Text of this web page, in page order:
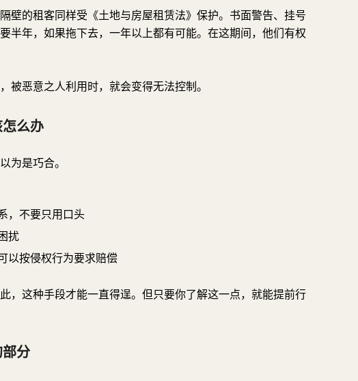
壁的租客同样受《土地与房屋租赁法》保护。书面警告、挂号
年，如果拖下去，一年以上都有可能。在这期间，他们有权
被恶意之人利用时，就会变得无法控制。
么办
为是巧合。
，不要只用口头
扰
以按侵权行为要求赔偿
，这种手段才能一直得逞。但只要你了解这一点，就能提前行
分